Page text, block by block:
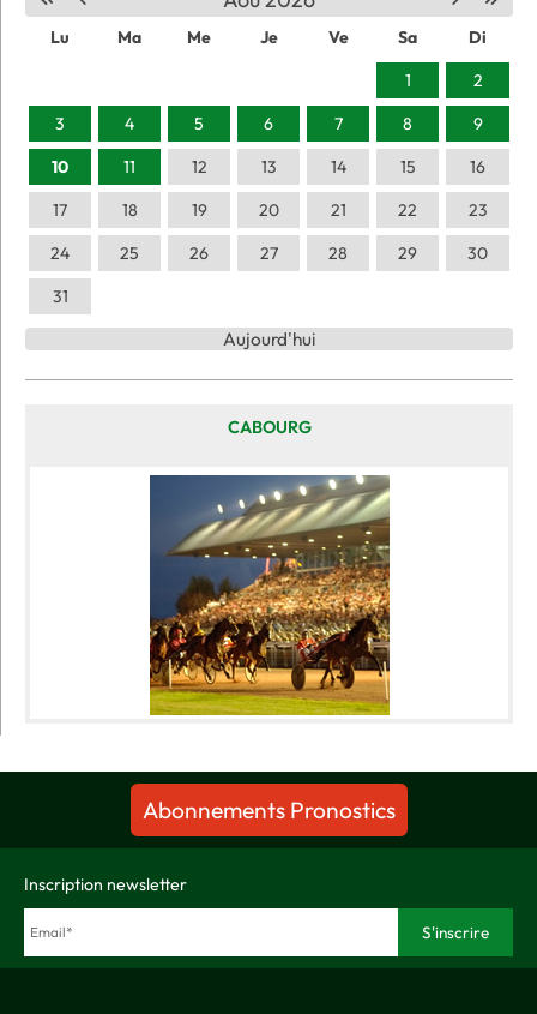
Lu Ma Me Je Ve Sa
Di
1
2
3
4 5 6 7 8
9
10
11 12 13 14 15
16
17
18 19 20 21 22
23
24
25 26 27 28 29
30
31
Aujourd'hui
CABOURG
Abonnements Pronostics
Inscription newsletter